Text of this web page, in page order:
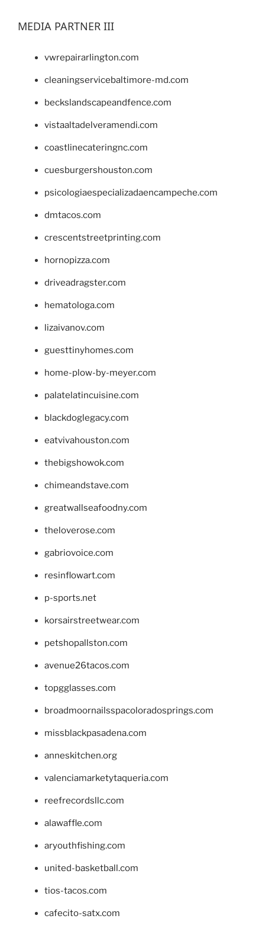
MEDIA PARTNER III
vwrepairarlington.com
cleaningservicebaltimore-md.com
beckslandscapeandfence.com
vistaaltadelveramendi.com
coastlinecateringnc.com
cuesburgershouston.com
psicologiaespecializadaencampeche.com
dmtacos.com
crescentstreetprinting.com
hornopizza.com
driveadragster.com
hematologa.com
lizaivanov.com
guesttinyhomes.com
home-plow-by-meyer.com
palatelatincuisine.com
blackdoglegacy.com
eatvivahouston.com
thebigshowok.com
chimeandstave.com
greatwallseafoodny.com
theloverose.com
gabriovoice.com
resinflowart.com
p-sports.net
korsairstreetwear.com
petshopallston.com
avenue26tacos.com
topgglasses.com
broadmoornailsspacoloradosprings.com
missblackpasadena.com
anneskitchen.org
valenciamarketytaqueria.com
reefrecordsllc.com
alawaffle.com
aryouthfishing.com
united-basketball.com
tios-tacos.com
cafecito-satx.com